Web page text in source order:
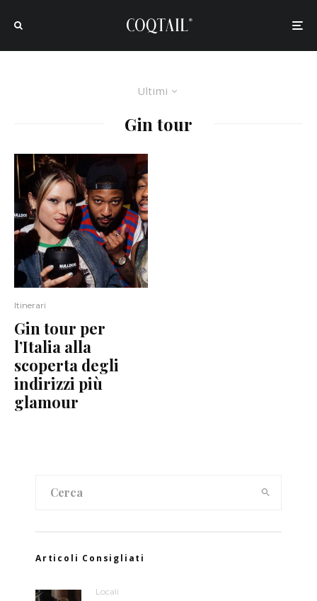
Ultimi
Gin tour
Itinerari
Gin tour per
l’Italia alla
scoperta degli
indirizzi più
glamour
Articoli Consigliati
Locali